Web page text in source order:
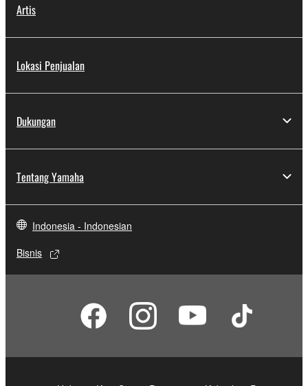
Artis
Lokasi Penjualan
Dukungan
Tentang Yamaha
Indonesia - Indonesian
Bisnis